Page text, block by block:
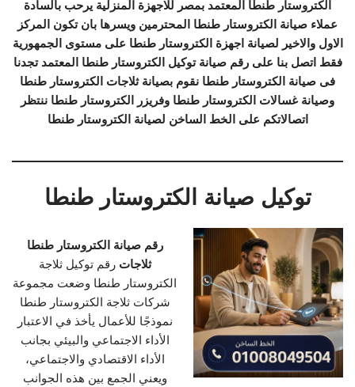
الكتروستار طنطا المعتمد بمصر للاجهزة المنزلية يرحب بالسادة
عملاء صيانة الكتروستار طنطا المحترمين ويسرها بان تكون المركز
الاول والاخير لصيانة اجهزة الكتروستار طنطا على مستوى الجمهورية
فقط اتصل بنا على رقم صيانة توكيل الكتروستار طنطا المعتمد تجدنا
فى صيانة الكتروستار طنطا نقوم بصيانة ثلاجات الكتروستار طنطا
وصيانة غسالات الكتروستار طنطا وفريزر الكتروستار طنطا ننتظر
اتصالاتكم على الخط الساخن لصيانة الكتروستار طنطا
توكيل صيانة الكتروستار طنطا
رقم صيانة الكتروستار طنطا
ثلاجات رقم توكيل ثلاجة
الكتروستار طنطا وضعت مجموعة
شركات ثلاجة الكتروستار طنطا
نموذجًا للأعمال يأخذ في الاعتبار
الأداء الاجتماعي والبيئي بجانب
الأداء الاقتصادي والاجتماعي،
ويعني الجمع بين هذه الجوانب